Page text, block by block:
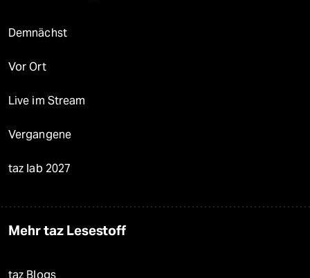
Demnächst
Vor Ort
Live im Stream
Vergangene
taz lab 2027
Mehr taz Lesestoff
taz Blogs